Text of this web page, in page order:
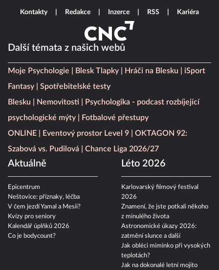
Další témata z našich webů
Moje Psychologie Blesk Tlapky Hráči na Blesku
iSport
Fantasy
Spotřebitelské testy
Blesku
Nemovitosti
Psychologika - podcast rozbíjející
psychologické mýty
Fotbalové přestupy
ONLINE
Eventový prostor Level 9
OKTAGON 92:
Szabová vs. Pudilová
Chance Liga 2026/27
Aktuálně
Epicentrum
Neštovice: příznaky, léčba
V čem jezdí Yamal a Mesii?
Kvízy pro seniory
Kalendář úplňků 2026
Co je bodycount?
Léto 2026
Karlovarský filmový festival
2026
Znamení, že jste potkali někoho
z minulého života
Astronomické úkazy 2026:
zatmění slunce a další
Jak obléci miminko při vysokých
teplotách?
Jak na dokonalé letní mojito
Kontakty Redakce Inzerce RSS Kariéra